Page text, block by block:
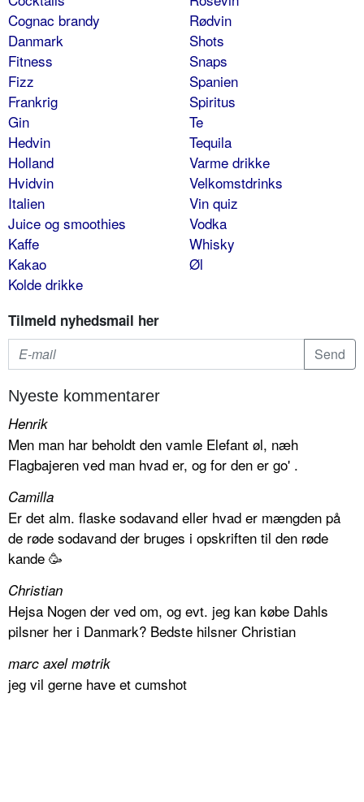
Cognac brandy
Danmark
Fitness
Fizz
Frankrig
Gin
Hedvin
Holland
Hvidvin
Italien
Juice og smoothies
Kaffe
Kakao
Kolde drikke
Rødvin
Shots
Snaps
Spanien
Spiritus
Te
Tequila
Varme drikke
Velkomstdrinks
Vin quiz
Vodka
Whisky
Øl
Tilmeld nyhedsmail her
Nyeste kommentarer
Henrik
Men man har beholdt den vamle Elefant øl, næh
Flagbajeren ved man hvad er, og for den er go' .
Camilla
Er det alm. flaske sodavand eller hvad er mængden på
de røde sodavand der bruges i opskriften til den røde
kande 🥳
Christian
Hejsa Nogen der ved om, og evt. jeg kan købe Dahls
pilsner her i Danmark? Bedste hilsner Christian
marc axel møtrik
jeg vil gerne have et cumshot